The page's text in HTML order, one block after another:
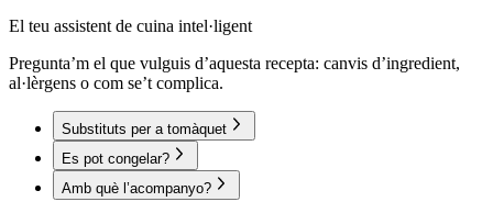
El teu assistent de cuina intel·ligent
Pregunta’m el que vulguis d’aquesta recepta: canvis d’ingredient,
al·lèrgens o com se’t complica.
Substituts per a tomàquet
Es pot congelar?
Amb què l’acompanyo?